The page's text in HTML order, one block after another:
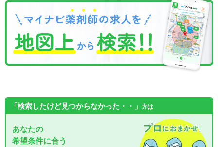
「検索したけど見つからなかった・・」 方は
あなたの
希望条件に合う